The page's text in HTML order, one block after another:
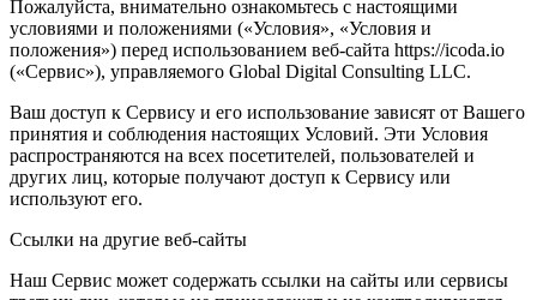
Пожалуйста, внимательно ознакомьтесь с настоящими
условиями и положениями («Условия», «Условия и
положения») перед использованием веб-сайта https://icoda.io
(«Сервис»), управляемого Global Digital Consulting LLC.
Ваш доступ к Сервису и его использование зависят от Вашего
принятия и соблюдения настоящих Условий. Эти Условия
распространяются на всех посетителей, пользователей и
других лиц, которые получают доступ к Сервису или
используют его.
Ссылки на другие веб-сайты
Наш Сервис может содержать ссылки на сайты или сервисы